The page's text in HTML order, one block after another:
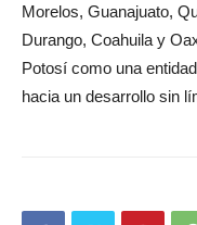
Morelos, Guanajuato,
Durango, Coahuila y
Potosí como una
hacia un desarrollo sin